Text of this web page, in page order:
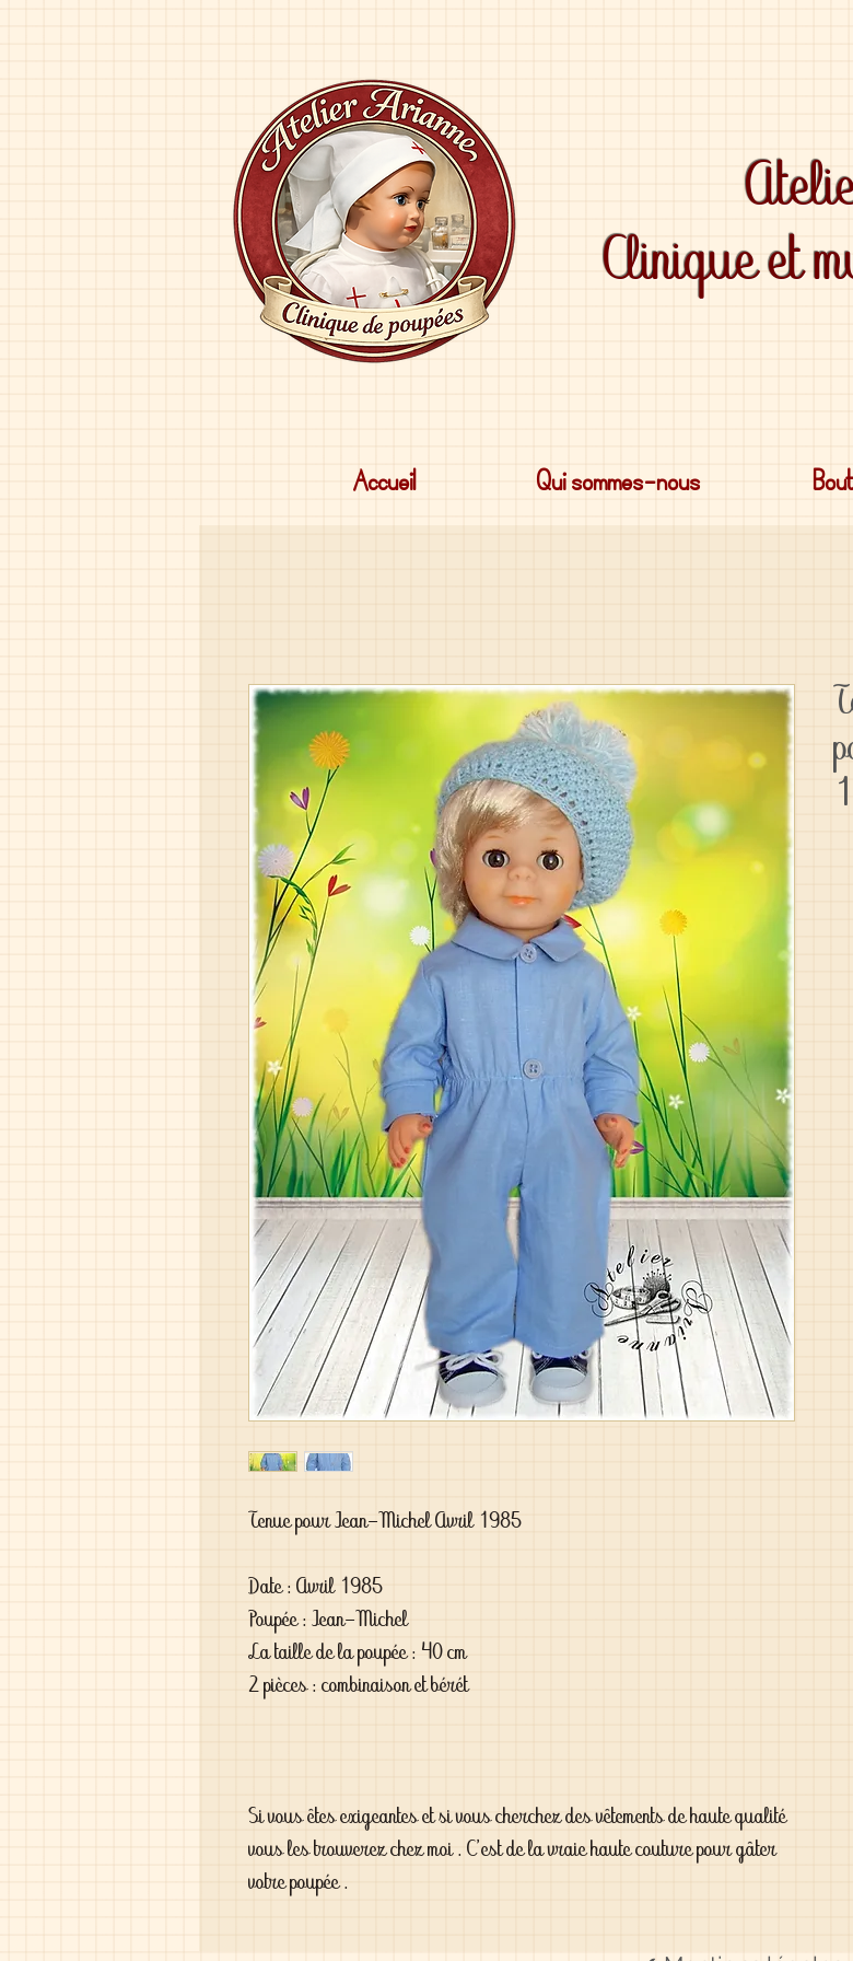
Clinique et
Accueil Qui sommes-nous
Tenue pour Jean-Michel Avril 1985
Date : Avril 1985
Poupée : Jean-Michel
La taille de la poupée : 40 cm
2 pièces : combinaison et bérét
Si vous êtes exigeantes et si vous cherchez des vêtements de haute qualité
vous les trouverez chez moi . C'est de la vraie haute couture pour gâter
votre poupée .